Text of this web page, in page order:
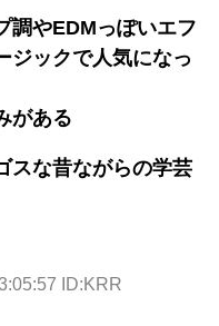
調やEDMっぽいエフ
ジックで人気になっ
がある
スな昔ながらの学芸
ID:KRR